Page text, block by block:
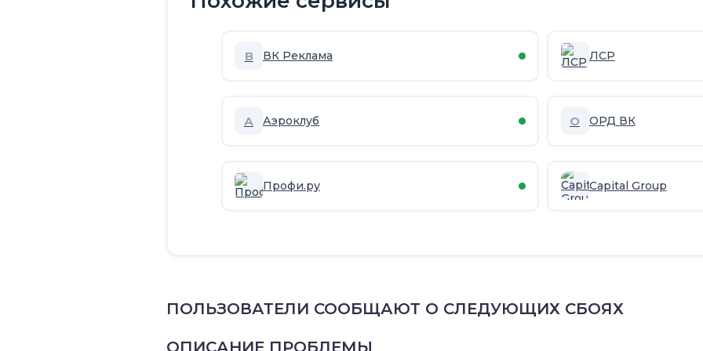
В ВК Реклама ЛСР
А Аэроклуб О ОРД ВК
Профи.ру Capital Group
ПОЛЬЗОВАТЕЛИ СООБЩАЮТ О СЛЕДУЮЩИХ СБОЯХ
ОПИСАНИЕ ПРОБЛЕМЫ